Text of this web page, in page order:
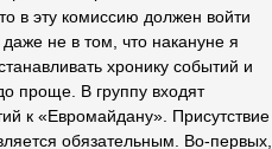
в эту комиссию должен войти
не в том, что накануне я
хронику событий и
проще. В группу входят
к «Евромайдану». Присутствие
обязательным. Во-первых,